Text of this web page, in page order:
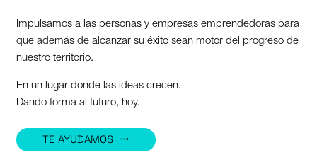
Impulsamos a las personas y empresas emprendedoras para
que además de alcanzar su éxito sean motor del progreso de
nuestro territorio.
En un lugar donde las ideas crecen.
Dando forma al futuro, hoy.
TE AYUDAMOS trending_flat